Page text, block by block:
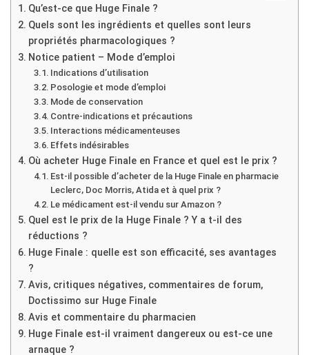
Qu’est-ce que Huge Finale ?
Quels sont les ingrédients et quelles sont leurs
propriétés pharmacologiques ?
Notice patient – Mode d’emploi
Indications d’utilisation
Posologie et mode d’emploi
Mode de conservation
Contre-indications et précautions
Interactions médicamenteuses
Effets indésirables
Où acheter Huge Finale en France et quel est le prix ?
Est-il possible d’acheter de la Huge Finale en pharmacie
Leclerc, Doc Morris, Atida et à quel prix ?
Le médicament est-il vendu sur Amazon ?
Quel est le prix de la Huge Finale ? Y a t-il des
réductions ?
Huge Finale : quelle est son efficacité, ses avantages
?
Avis, critiques négatives, commentaires de forum,
Doctissimo sur Huge Finale
Avis et commentaire du pharmacien
Huge Finale est-il vraiment dangereux ou est-ce une
arnaque ?